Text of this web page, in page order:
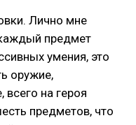
Лично мне
предмет
умения, это
оружие,
всего на героя
предметов, что